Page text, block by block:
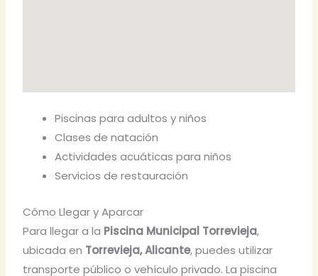
Piscinas para adultos y niños
Clases de natación
Actividades acuáticas para niños
Servicios de restauración
Cómo Llegar y Aparcar
Para llegar a la Piscina Municipal Torrevieja,
ubicada en Torrevieja, Alicante, puedes utilizar
transporte público o vehículo privado. La piscina